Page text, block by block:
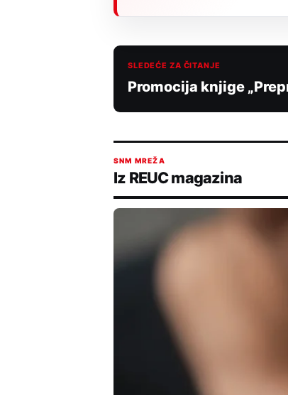
SLEDEĆE ZA ČITANJE
Promocija knjige
SNM MREŽA
Iz REUC magazina